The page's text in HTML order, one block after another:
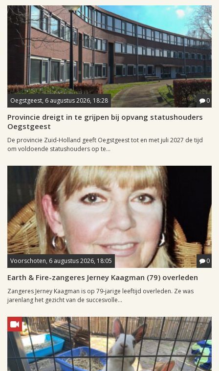
Oegstgeest, 6 augustus 2026, 18:28 0
Provincie dreigt in te grijpen bij opvang statushouders
Oegstgeest
De provincie Zuid-Holland geeft Oegstgeest tot en met juli 2027 de tijd
om voldoende statushouders op te...
Voorschoten, 6 augustus 2026, 18:05 0
Earth & Fire-zangeres Jerney Kaagman (79) overleden
Zangeres Jerney Kaagman is op 79-jarige leeftijd overleden. Ze was
jarenlang het gezicht van de succesvolle...